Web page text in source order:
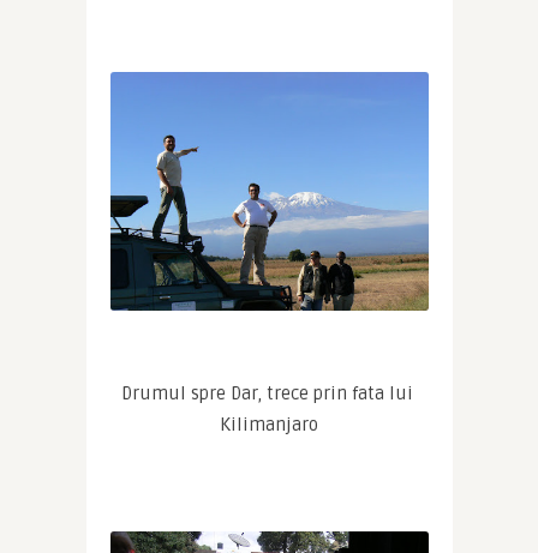
Drumul spre Dar, trece prin fata lui
Kilimanjaro